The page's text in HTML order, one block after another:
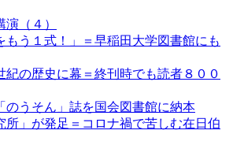
（４）
もう１式！」＝早稲田大学図書館にも
紀の歴史に幕＝終刊時でも読者８００
のうそん」誌を国会図書館に納本
所」が発足＝コロナ禍で苦しむ在日伯